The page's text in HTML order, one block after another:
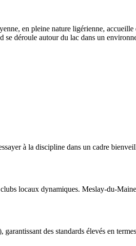
en pleine nature ligérienne, accueille
se déroule autour du lac dans un
à la discipline dans un cadre
locaux dynamiques. Meslay-du-
des standards élevés en